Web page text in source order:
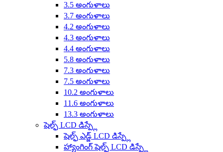
3.5 అంగుళాలు
3.7 అంగుళాలు
4.2 అంగుళాలు
4.3 అంగుళాలు
4.4 అంగుళాలు
5.8 అంగుళాలు
7.3 అంగుళాలు
7.5 అంగుళాలు
10.2 అంగుళాలు
11.6 అంగుళాలు
13.3 అంగుళాలు
షెల్ఫ్ LCD డిస్ప్లే
షెల్ఫ్ ఎడ్జ్ LCD డిస్ప్లే
హ్యాంగింగ్ షెల్ఫ్ LCD డిస్ప్లే